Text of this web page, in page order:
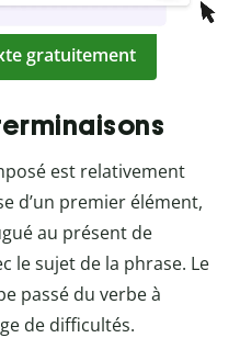
gratuitement
est relativement
d’un premier élément,
au présent de
le sujet de la phrase. Le
passé du verbe à
de difficultés.